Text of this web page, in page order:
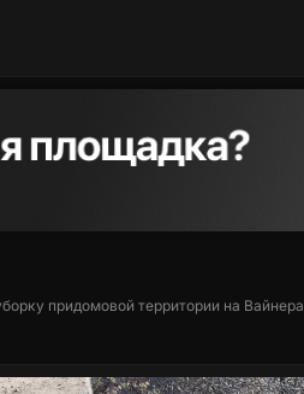
придомовой территории на Вайнера